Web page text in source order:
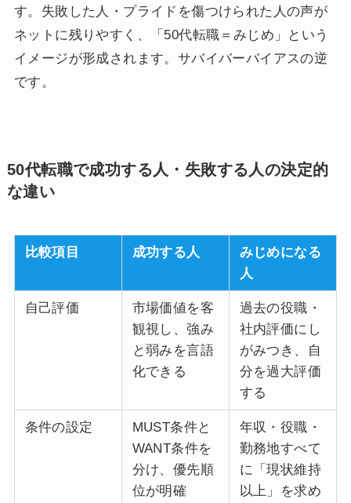
す。失敗した人・プライドを傷つけられた人の声が
ネットに残りやすく、「50代転職＝みじめ」という
イメージが形成されます。サバイバーバイアスの逆
です。
50代転職で成功する人・失敗する人の決定的
な違い
比較項目 成功する人
みじめになる
人
自己評価
市場価値を客
観視し、強み
と弱みを言語
化できる
過去の役職・
社内評価にし
がみつき、自
分を過大評価
する
条件の設定
MUST条件と
WANT条件を
分け、優先順
位が明確
年収・役職・
勤務地すべて
に「現状維持
以上」を求め